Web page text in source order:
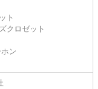
ト
クロゼット
ン